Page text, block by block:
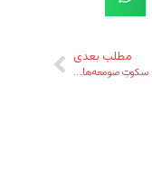
مطلب بعدی
سکوتِ صومعه‌ها….